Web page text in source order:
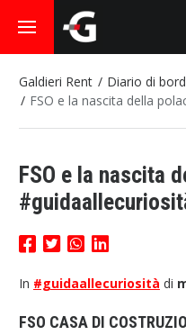
Galdieri Rent Diario di
FSO e la nascita della
FSO e la nascita
In #guidaallecuriosità di
FSO CASA DI